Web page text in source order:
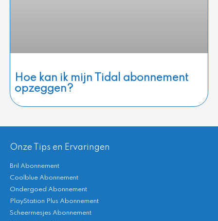
Hoe kan ik mijn Tidal abonnement
opzeggen?
Onze Tips en Ervaringen
Bril Abonnement
Coolblue Abonnement
Ondergoed Abonnement
PlayStation Plus Abonnement
Scheermesjes Abonnement